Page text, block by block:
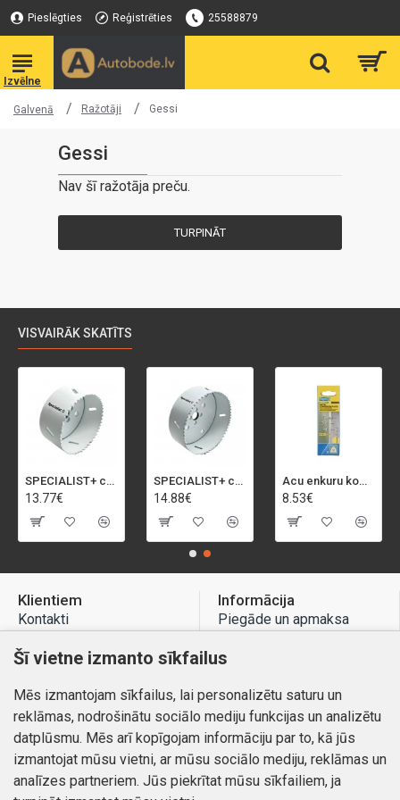
Pieslēgties Reģistrēties 25588879
Galvenā Ražotāji Gessi
Gessi
Nav šī ražotāja preču.
TURPINĀT
VISVAIRĀK SKATĪTS
SPECIALIST+ caurumu zāģis BI-METAL, 92 mm
13.77€
SPECIALIST+ caurumu zāģis BI-METAL, 98 mm
14.88€
Acu enkuru komplekts, 3-13 mm, Rapid, 12 gab.
8.53€
Klientiem
Kontakti
Preču atgriešana
Mans profils
Pasūtījumi
Informācija
Piegāde un apmaksa
Atteikuma tiesības
Kontakti
Šī vietne izmanto sīkfailus
Mēs izmantojam sīkfailus, lai personalizētu saturu un
reklāmas, nodrošinātu sociālo mediju funkcijas un analizētu
datplūsmu. Mēs arī kopīgojam informāciju par to, kā jūs
izmantojat mūsu vietni, ar mūsu sociālo mediju, reklāmas un
analīzes partneriem. Jūs piekrītat mūsu sīkfailiem, ja